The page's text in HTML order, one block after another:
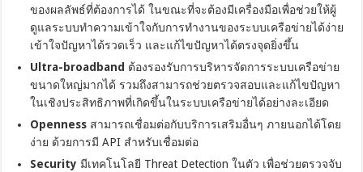
ของผลลัพธ์ที่ต้องการได้ ในขณะที่จะต้องมีเครื่องมือเพื่อช่วยให้ผู้
ดูแลระบบทำความเข้าใจกับการทำงานของระบบเครือข่ายได้ง่าย
เข้าใจปัญหาได้รวดเร็ว และแก้ไขปัญหาได้ตรงจุดยิ่งขึ้น
Ultra-broadband ต้องรองรับการบริหารจัดการระบบเครือข่าย
ขนาดใหญ่มากได้ รวมถึงสามารถช่วยตรวจสอบและแก้ไขปัญหา
ในเชิงประสิทธิภาพที่เกิดขึ้นในระบบเครือข่ายได้อย่างละเอียด
Openness สามารถเชื่อมต่อกับบริการเสริมอื่นๆ ภายนอกได้โดย
ง่าย ด้วยการมี API สำหรับเชื่อมต่อ
Security มีเทคโนโลยี Threat Detection ในตัว เพื่อช่วยตรวจจับ